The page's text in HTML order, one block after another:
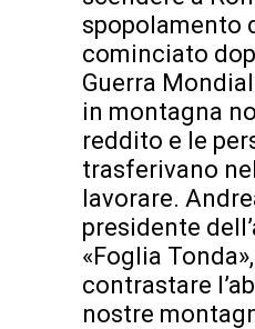
spopolamento
cominciato
Guerra
in montagna
reddito e le
trasferivano
lavorare.
presidente
«Foglia
contrastare
nostre